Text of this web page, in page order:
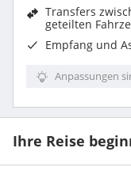
Transfers
geteilten
Empfang und
Anpassungen
Ihre Reise